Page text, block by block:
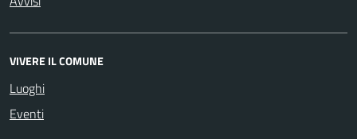
VIVERE IL COMUNE
Luoghi
Eventi